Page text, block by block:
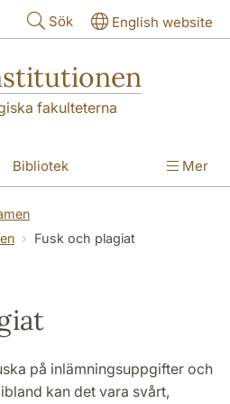
Sök English website
fakulteterna
Bibliotek Mer
Fusk och plagiat
på inlämningsuppgifter och
kan det vara svårt,